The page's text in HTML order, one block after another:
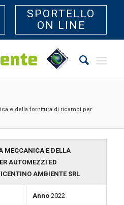
SPORTELLO
ON LINE
e della fornitura di ricambi per
MECCANICA E DELLA
AUTOMEZZI ED
AMBIENTE SRL
Anno2022